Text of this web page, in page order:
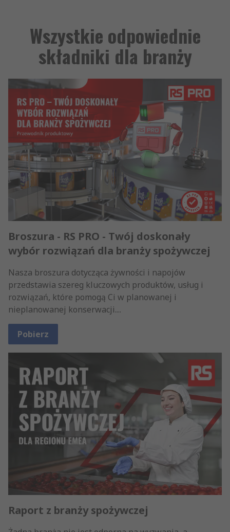
Wszystkie odpowiednie
składniki dla branży
Broszura - RS PRO - Twój doskonały
wybór rozwiązań dla branży spożywczej
Nasza broszura dotycząca żywności i napojów
przedstawia szereg kluczowych produktów, usług i
rozwiązań, które pomogą Ci w planowanej i
nieplanowanej konserwacji....
Pobierz
Raport z branży spożywczej